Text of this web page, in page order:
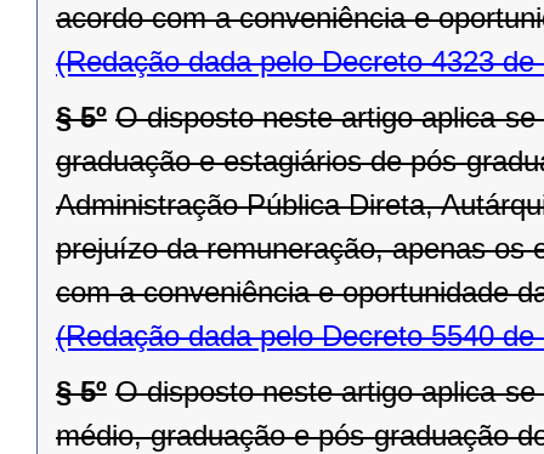
acordo com a conveniência e
(Redação dada pelo Decreto 4323 de
§ 5º O disposto neste artigo aplica-
graduação e estagiários de pós-
Administração Pública Direta,
prejuízo da remuneração, apenas os
com a conveniência e oportunidade
(Redação dada pelo Decreto 5540 de
§ 5º O disposto neste artigo aplica-
médio, graduação e pós-graduação